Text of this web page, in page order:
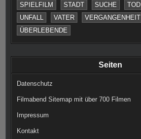
SPIELFILM
STADT SUCHE TOD
UNFALL
VATER VERGANGENHEIT
ÜBERLEBENDE
Seiten
Datenschutz
Filmabend Sitemap mit über 700 Filmen
Impressum
Kontakt